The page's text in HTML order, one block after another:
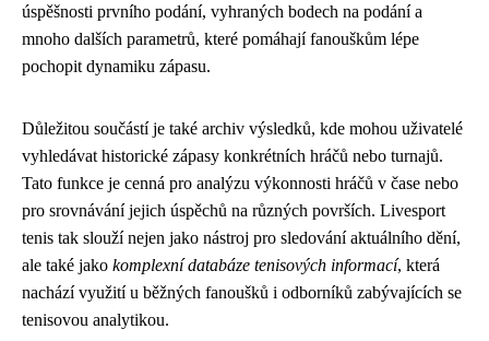
úspěšnosti prvního podání, vyhraných bodech na podání a
mnoho dalších parametrů, které pomáhají fanouškům lépe
pochopit dynamiku zápasu.
Důležitou součástí je také archiv výsledků, kde mohou uživatelé
vyhledávat historické zápasy konkrétních hráčů nebo turnajů.
Tato funkce je cenná pro analýzu výkonnosti hráčů v čase nebo
pro srovnávání jejich úspěchů na různých površích. Livesport
tenis tak slouží nejen jako nástroj pro sledování aktuálního dění,
ale také jako komplexní databáze tenisových informací, která
nachází využití u běžných fanoušků i odborníků zabývajících se
tenisovou analytikou.